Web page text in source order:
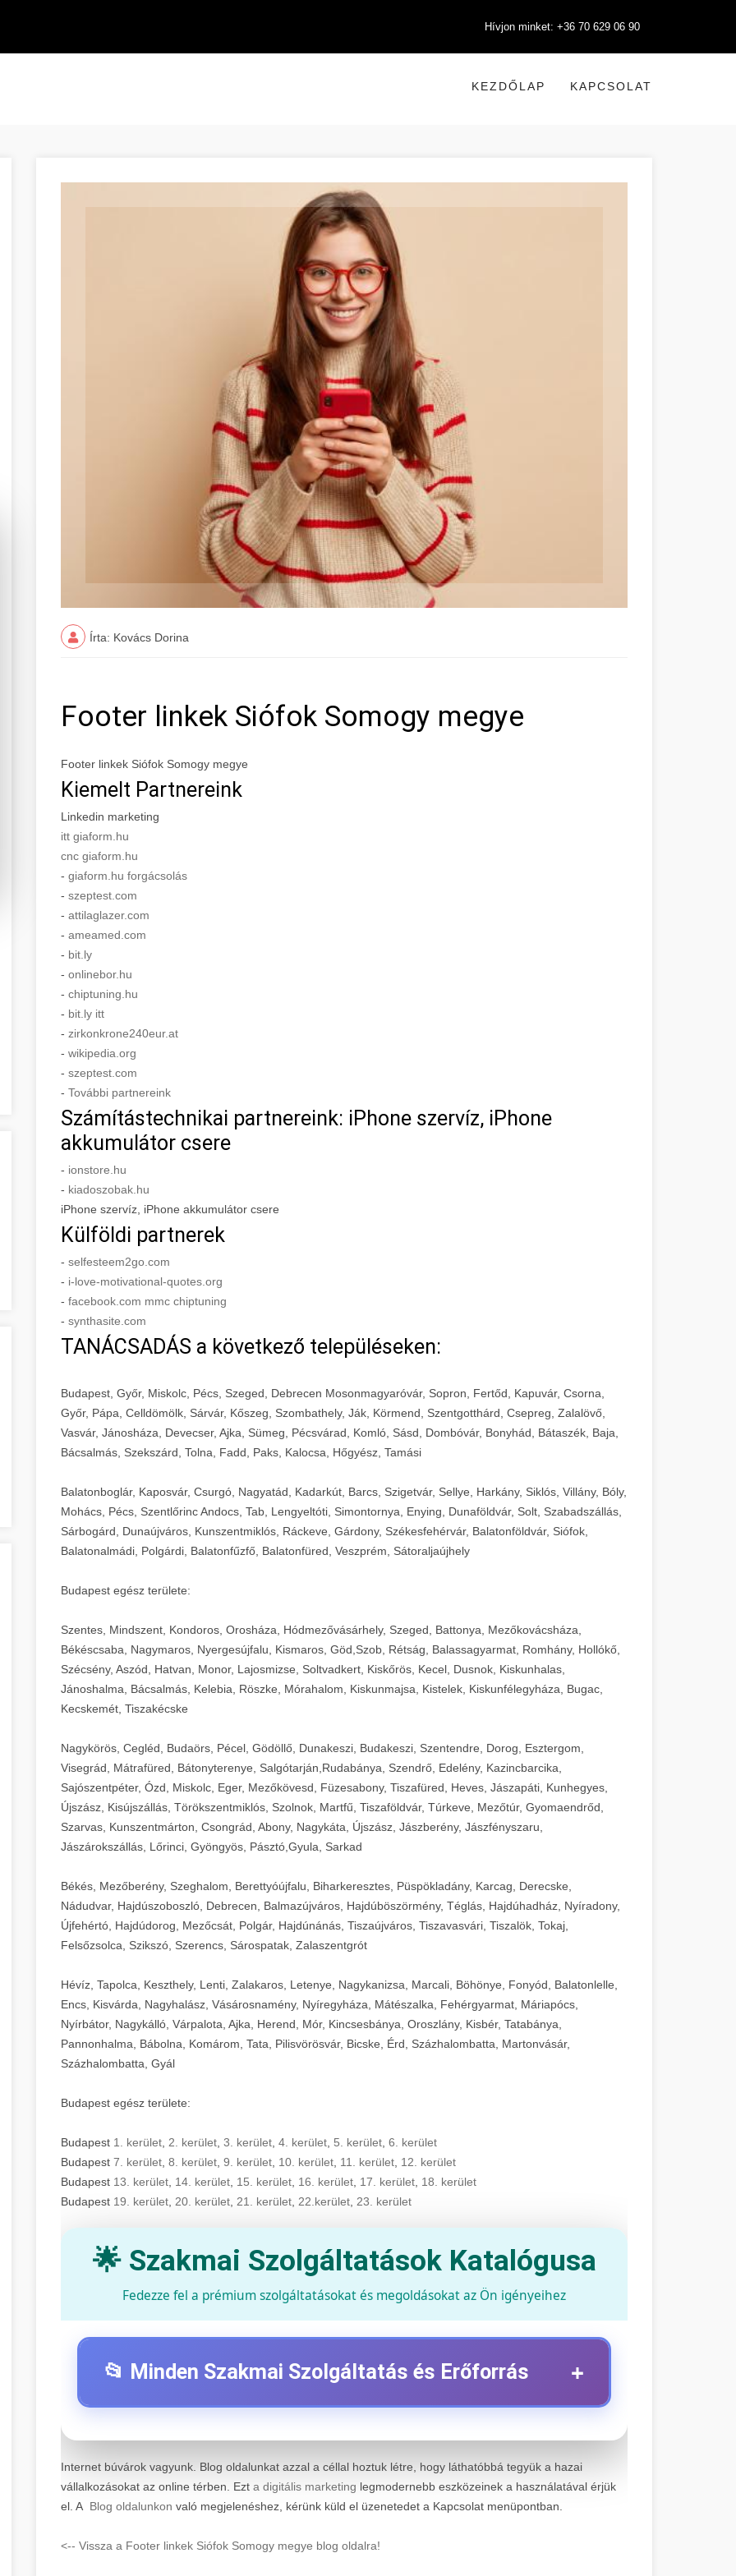
Hívjon minket: +36 70 629 06 90
KEZDŐLAP KAPCSOLAT
Írta: Kovács Dorina
Footer linkek Siófok Somogy megye
Footer linkek Siófok Somogy megye
Kiemelt Partnereink
Linkedin marketing
itt giaform.hu
cnc giaform.hu
- giaform.hu forgácsolás
- szeptest.com
- attilaglazer.com
- ameamed.com
- bit.ly
- onlinebor.hu
- chiptuning.hu
- bit.ly itt
- zirkonkrone240eur.at
- wikipedia.org
- szeptest.com
- További partnereink
Számítástechnikai partnereink: iPhone szervíz, iPhone
akkumulátor csere
- ionstore.hu
- kiadoszobak.hu
iPhone szervíz, iPhone akkumulátor csere
Külföldi partnerek
- selfesteem2go.com
- i-love-motivational-quotes.org
- facebook.com mmc chiptuning
- synthasite.com
TANÁCSADÁS a következő településeken:
Budapest, Győr, Miskolc, Pécs, Szeged, Debrecen Mosonmagyaróvár, Sopron, Fertőd, Kapuvár, Csorna,
Győr, Pápa, Celldömölk, Sárvár, Kőszeg, Szombathely, Ják, Körmend, Szentgotthárd, Csepreg, Zalalövő,
Vasvár, Jánosháza, Devecser, Ajka, Sümeg, Pécsvárad, Komló, Sásd, Dombóvár, Bonyhád, Bátaszék, Baja,
Bácsalmás, Szekszárd, Tolna, Fadd, Paks, Kalocsa, Hőgyész, Tamási
Balatonboglár, Kaposvár, Csurgó, Nagyatád, Kadarkút, Barcs, Szigetvár, Sellye, Harkány, Siklós, Villány, Bóly,
Mohács, Pécs, Szentlőrinc Andocs, Tab, Lengyeltóti, Simontornya, Enying, Dunaföldvár, Solt, Szabadszállás,
Sárbogárd, Dunaújváros, Kunszentmiklós, Ráckeve, Gárdony, Székesfehérvár, Balatonföldvár, Siófok,
Balatonalmádi, Polgárdi, Balatonfűzfő, Balatonfüred, Veszprém, Sátoraljaújhely
Budapest egész területe:
Szentes, Mindszent, Kondoros, Orosháza, Hódmezővásárhely, Szeged, Battonya, Mezőkovácsháza,
Békéscsaba, Nagymaros, Nyergesújfalu, Kismaros, Göd,Szob, Rétság, Balassagyarmat, Romhány, Hollókő,
Szécsény, Aszód, Hatvan, Monor, Lajosmizse, Soltvadkert, Kiskőrös, Kecel, Dusnok, Kiskunhalas,
Jánoshalma, Bácsalmás, Kelebia, Röszke, Mórahalom, Kiskunmajsa, Kistelek, Kiskunfélegyháza, Bugac,
Kecskemét, Tiszakécske
Nagykörös, Cegléd, Budaörs, Pécel, Gödöllő, Dunakeszi, Budakeszi, Szentendre, Dorog, Esztergom,
Visegrád, Mátrafüred, Bátonyterenye, Salgótarján,Rudabánya, Szendrő, Edelény, Kazincbarcika,
Sajószentpéter, Ózd, Miskolc, Eger, Mezőkövesd, Füzesabony, Tiszafüred, Heves, Jászapáti, Kunhegyes,
Újszász, Kisújszállás, Törökszentmiklós, Szolnok, Martfű, Tiszaföldvár, Túrkeve, Mezőtúr, Gyomaendrőd,
Szarvas, Kunszentmárton, Csongrád, Abony, Nagykáta, Újszász, Jászberény, Jászfényszaru,
Jászárokszállás, Lőrinci, Gyöngyös, Pásztó,Gyula, Sarkad
Békés, Mezőberény, Szeghalom, Berettyóújfalu, Biharkeresztes, Püspökladány, Karcag, Derecske,
Nádudvar, Hajdúszoboszló, Debrecen, Balmazújváros, Hajdúböszörmény, Téglás, Hajdúhadház, Nyíradony,
Újfehértó, Hajdúdorog, Mezőcsát, Polgár, Hajdúnánás, Tiszaújváros, Tiszavasvári, Tiszalök, Tokaj,
Felsőzsolca, Szikszó, Szerencs, Sárospatak, Zalaszentgrót
Hévíz, Tapolca, Keszthely, Lenti, Zalakaros, Letenye, Nagykanizsa, Marcali, Böhönye, Fonyód, Balatonlelle,
Encs, Kisvárda, Nagyhalász, Vásárosnamény, Nyíregyháza, Mátészalka, Fehérgyarmat, Máriapócs,
Nyírbátor, Nagykálló, Várpalota, Ajka, Herend, Mór, Kincsesbánya, Oroszlány, Kisbér, Tatabánya,
Pannonhalma, Bábolna, Komárom, Tata, Pilisvörösvár, Bicske, Érd, Százhalombatta, Martonvásár,
Százhalombatta, Gyál
Budapest egész területe:
Budapest 1. kerület 2. kerület 3. kerület 4. kerület 5. kerület 6. kerület
Budapest 7. kerület 8. kerület 9. kerület 10. kerület 11. kerület 12. kerület
Budapest 13. kerület 14. kerület 15. kerület 16. kerület 17. kerület 18. kerület
Budapest 19. kerület 20. kerület 21. kerület 22.kerület 23. kerület
🌟 Szakmai Szolgáltatások Katalógusa
Fedezze fel a prémium szolgáltatásokat és megoldásokat az Ön igényeihez
📂 Minden Szakmai Szolgáltatás és Erőforrás +
Professzionális elektromos roller javítási és karbantartási szolgáltatások. Szakértő
technikusaink minőségi szervízt nyújtanak minden jelentős márkához és modellhez.
📊 2. Online Marketing Ügynökség
digitális hirdetéseket. Növekedés elérése adatvezérelt stratégiákkal.
Internet búvárok vagyunk. Blog oldalunkat azzal a céllal hoztuk létre, hogy láthatóbbá tegyük a hazai
vállalkozásokat az online térben. Ezt a digitális marketing legmodernebb eszközeinek a használatával érjük
el. A Blog oldalunkon való megjelenéshez, kérünk küld el üzenetedet a Kapcsolat menüpontban.
<-- Vissza a Footer linkek Siófok Somogy megye blog oldalra!